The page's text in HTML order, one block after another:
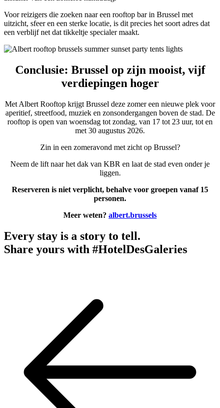
Voor reizigers die zoeken naar een rooftop bar in Brussel met
uitzicht, sfeer en een sterke locatie, is dit precies het soort adres dat
een verblijf net dat tikkeltje specialer maakt.
Conclusie: Brussel op zijn mooist, vijf
verdiepingen hoger
Met Albert Rooftop krijgt Brussel deze zomer een nieuwe plek voor
aperitief, streetfood, muziek en zonsondergangen boven de stad. De
rooftop is open van woensdag tot zondag, van 17 tot 23 uur, tot en
met 30 augustus 2026.
Zin in een zomeravond met zicht op Brussel?
Neem de lift naar het dak van KBR en laat de stad even onder je
liggen.
Reserveren is niet verplicht, behalve voor groepen vanaf 15
personen.
Meer weten? albert.brussels
Every stay is a story to tell.
Share yours with #HotelDesGaleries